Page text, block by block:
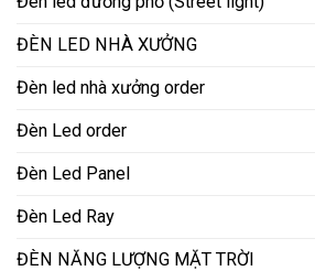
ĐÈN LED NHÀ XƯỞNG
Đèn led nhà xưởng order
Đèn Led order
Đèn Led Panel
Đèn Led Ray
ĐÈN NĂNG LƯỢNG MẶT TRỜI